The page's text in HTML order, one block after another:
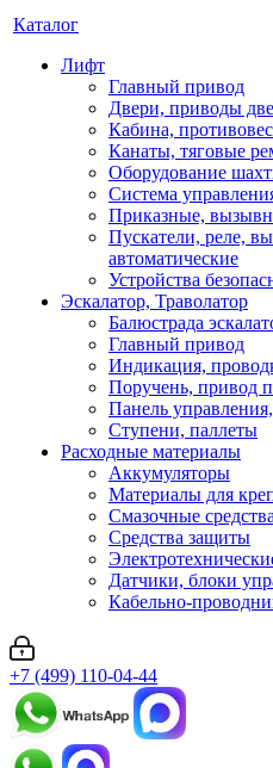
Каталог
Лифт
Главный привод
Двери, приводы
Кабина, противовес
Канаты, тяговые
Оборудование
Система
Приказные,
Пускатели, реле,
автоматические
Устройства
Эскалатор, Траволатор
Балюстрада
Главный привод
Индикация,
Поручень, привод
Панель
Ступени, паллеты
Расходные материалы
Аккумуляторы
Материалы для
Смазочные средства
Средства защиты
Датчики, блоки
Кабельно-
+7 (499) 110-04-44